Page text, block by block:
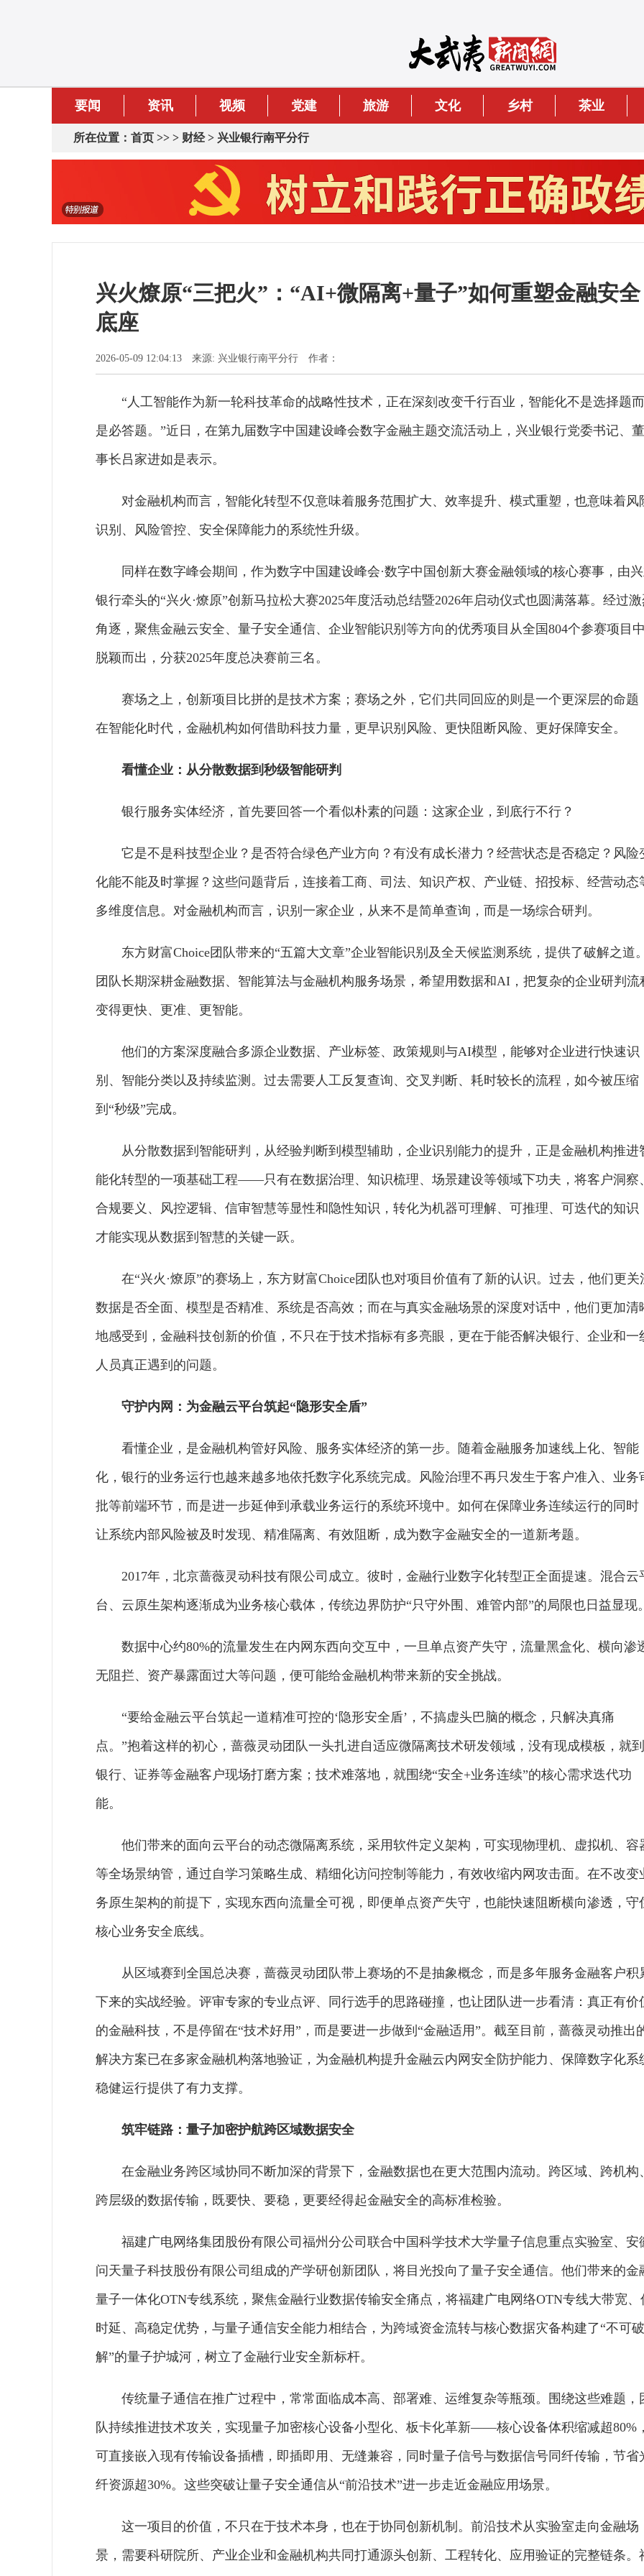
要闻 资讯 视频 党建 旅游 文化 乡村 茶业
所在位置： 首页 >> > 财经> 兴业银行南平分行
兴火燎原“三把火”：“AI+微隔离+量子”如何重塑金融安全
底座
2026-05-09 12:04:13 来源: 兴业银行南平分行 作者：
“人工智能作为新一轮科技革命的战略性技术，正在深刻改变千行百业，智能化不是选择题而
是必答题。”近日，在第九届数字中国建设峰会数字金融主题交流活动上，兴业银行党委书记、董
事长吕家进如是表示。
对金融机构而言，智能化转型不仅意味着服务范围扩大、效率提升、模式重塑，也意味着风
识别、风险管控、安全保障能力的系统性升级。
同样在数字峰会期间，作为数字中国建设峰会·数字中国创新大赛金融领域的核心赛事，由
银行牵头的“兴火·燎原”创新马拉松大赛2025年度活动总结暨2026年启动仪式也圆满落幕。经过激
角逐，聚焦金融云安全、量子安全通信、企业智能识别等方向的优秀项目从全国804个参赛项目中
脱颖而出，分获2025年度总决赛前三名。
赛场之上，创新项目比拼的是技术方案；赛场之外，它们共同回应的则是一个更深层的命题
在智能化时代，金融机构如何借助科技力量，更早识别风险、更快阻断风险、更好保障安全。
看懂企业：从分散数据到秒级智能研判
银行服务实体经济，首先要回答一个看似朴素的问题：这家企业，到底行不行？
它是不是科技型企业？是否符合绿色产业方向？有没有成长潜力？经营状态是否稳定？风险
化能不能及时掌握？这些问题背后，连接着工商、司法、知识产权、产业链、招投标、经营动态
多维度信息。对金融机构而言，识别一家企业，从来不是简单查询，而是一场综合研判。
东方财富Choice团队带来的“五篇大文章”企业智能识别及全天候监测系统，提供了破解之道。
团队长期深耕金融数据、智能算法与金融机构服务场景，希望用数据和AI，把复杂的企业研判流
变得更快、更准、更智能。
他们的方案深度融合多源企业数据、产业标签、政策规则与AI模型，能够对企业进行快速识
别、智能分类以及持续监测。过去需要人工反复查询、交叉判断、耗时较长的流程，如今被压缩
到“秒级”完成。
从分散数据到智能研判，从经验判断到模型辅助，企业识别能力的提升，正是金融机构推进
能化转型的一项基础工程——只有在数据治理、知识梳理、场景建设等领域下功夫，将客户洞察、
合规要义、风控逻辑、信审智慧等显性和隐性知识，转化为机器可理解、可推理、可迭代的知识
才能实现从数据到智慧的关键一跃。
在“兴火·燎原”的赛场上，东方财富Choice团队也对项目价值有了新的认识。过去，他们更关
数据是否全面、模型是否精准、系统是否高效；而在与真实金融场景的深度对话中，他们更加清
地感受到，金融科技创新的价值，不只在于技术指标有多亮眼，更在于能否解决银行、企业和一
人员真正遇到的问题。
守护内网：为金融云平台筑起“隐形安全盾”
看懂企业，是金融机构管好风险、服务实体经济的第一步。随着金融服务加速线上化、智能
化，银行的业务运行也越来越多地依托数字化系统完成。风险治理不再只发生于客户准入、业务
批等前端环节，而是进一步延伸到承载业务运行的系统环境中。如何在保障业务连续运行的同时
让系统内部风险被及时发现、精准隔离、有效阻断，成为数字金融安全的一道新考题。
2017年，北京蔷薇灵动科技有限公司成立。彼时，金融行业数字化转型正全面提速。混合云
台、云原生架构逐渐成为业务核心载体，传统边界防护“只守外围、难管内部”的局限也日益显现。
数据中心约80%的流量发生在内网东西向交互中，一旦单点资产失守，流量黑盒化、横向渗
无阻拦、资产暴露面过大等问题，便可能给金融机构带来新的安全挑战。
“要给金融云平台筑起一道精准可控的‘隐形安全盾’，不搞虚头巴脑的概念，只解决真痛
点。”抱着这样的初心，蔷薇灵动团队一头扎进自适应微隔离技术研发领域，没有现成模板，就到
银行、证券等金融客户现场打磨方案；技术难落地，就围绕“安全+业务连续”的核心需求迭代功
能。
他们带来的面向云平台的动态微隔离系统，采用软件定义架构，可实现物理机、虚拟机、容
等全场景纳管，通过自学习策略生成、精细化访问控制等能力，有效收缩内网攻击面。在不改变
务原生架构的前提下，实现东西向流量全可视，即便单点资产失守，也能快速阻断横向渗透，守
核心业务安全底线。
从区域赛到全国总决赛，蔷薇灵动团队带上赛场的不是抽象概念，而是多年服务金融客户积
下来的实战经验。评审专家的专业点评、同行选手的思路碰撞，也让团队进一步看清：真正有价
的金融科技，不是停留在“技术好用”，而是要进一步做到“金融适用”。截至目前，蔷薇灵动推出
解决方案已在多家金融机构落地验证，为金融机构提升金融云内网安全防护能力、保障数字化系
稳健运行提供了有力支撑。
筑牢链路：量子加密护航跨区域数据安全
在金融业务跨区域协同不断加深的背景下，金融数据也在更大范围内流动。跨区域、跨机构、
跨层级的数据传输，既要快、要稳，更要经得起金融安全的高标准检验。
福建广电网络集团股份有限公司福州分公司联合中国科学技术大学量子信息重点实验室、安
问天量子科技股份有限公司组成的产学研创新团队，将目光投向了量子安全通信。他们带来的金
量子一体化OTN专线系统，聚焦金融行业数据传输安全痛点，将福建广电网络OTN专线大带宽、
时延、高稳定优势，与量子通信安全能力相结合，为跨域资金流转与核心数据灾备构建了“不可破
解”的量子护城河，树立了金融行业安全新标杆。
传统量子通信在推广过程中，常常面临成本高、部署难、运维复杂等瓶颈。围绕这些难题，
队持续推进技术攻关，实现量子加密核心设备小型化、板卡化革新——核心设备体积缩减超80%，
可直接嵌入现有传输设备插槽，即插即用、无缝兼容，同时量子信号与数据信号同纤传输，节省
纤资源超30%。这些突破让量子安全通信从“前沿技术”进一步走近金融应用场景。
这一项目的价值，不只在于技术本身，也在于协同创新机制。前沿技术从实验室走向金融场
景，需要科研院所、产业企业和金融机构共同打通源头创新、工程转化、应用验证的完整链条。